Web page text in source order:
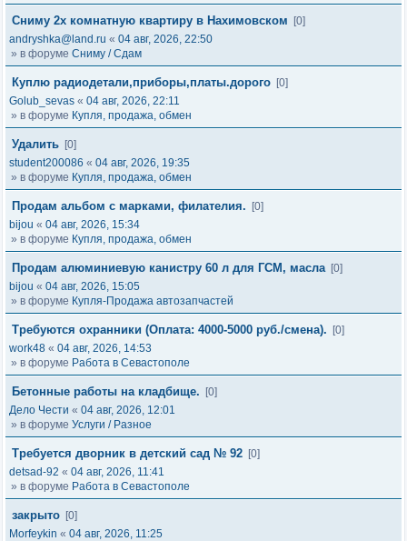
Сниму 2х комнатную квартиру в Нахимовском
[0]
andryshka@land.ru « 04 авг, 2026, 22:50
» в форуме Сниму / Сдам
Куплю радиодетали,приборы,платы.дорого [0]
Golub_sevas « 04 авг, 2026, 22:11
» в форуме Купля, продажа, обмен
Удалить [0]
student200086 « 04 авг, 2026, 19:35
» в форуме Купля, продажа, обмен
Продам альбом с марками, филателия.
[0]
bijou « 04 авг, 2026, 15:34
» в форуме Купля, продажа, обмен
Продам алюминиевую канистру 60 л для ГСМ, масла [0]
bijou « 04 авг, 2026, 15:05
» в форуме Купля-Продажа автозапчастей
Требуются охранники (Оплата: 4000-5000 руб./смена).
[0]
work48 « 04 авг, 2026, 14:53
» в форуме Работа в Севастополе
Бетонные работы на кладбище.
[0]
Дело Чести « 04 авг, 2026, 12:01
» в форуме Услуги / Разное
Требуется дворник в детский сад № 92 [0]
detsad-92 « 04 авг, 2026, 11:41
» в форуме Работа в Севастополе
закрыто [0]
Morfeykin « 04 авг, 2026, 11:25